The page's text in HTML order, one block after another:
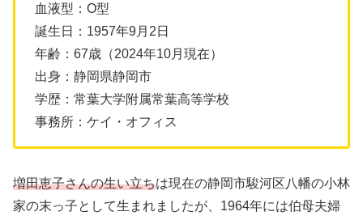
血液型：O型
誕生日：1957年9月2日
年齢：67歳（2024年10月現在）
出身：静岡県静岡市
学歴：常葉大学附属常葉高等学校
事務所：ケイ・オフィス
増田恵子さんの生い立ちは現在の静岡市駿河区八幡の小林
家の末っ子として生まれましたが、1964年には伯母夫婦